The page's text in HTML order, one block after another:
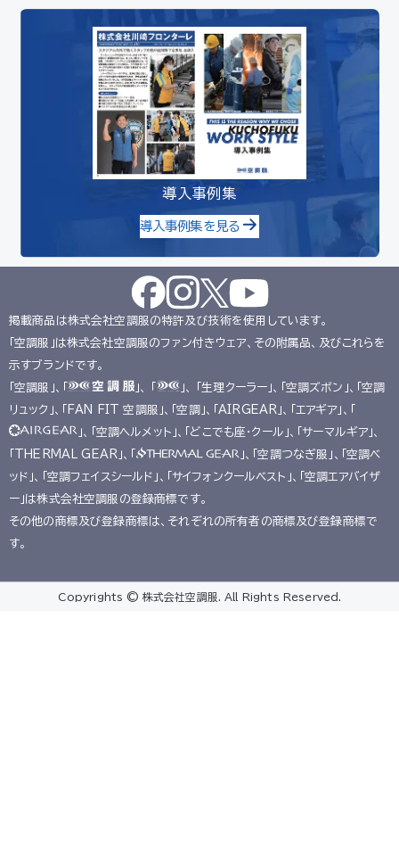
導入事例集
導入事例集を見る
掲載商品は株式会社空調服の特許及び技術を使用しています。
「空調服」は株式会社空調服のファン付きウェア、その附属品、及びこれらを
示すブランドです。
「空調服」、「
」、 「
」、 「生理クーラー」、「空調ズボン」、「空調
リュック」、「FAN FIT 空調服」、「空調」、「AIRGEAR」、「エアギア」、「
」、「空調ヘルメット」、「どこでも座･クール」、「サーマルギア」、
「THERMAL GEAR」、「
」、「空調つなぎ服」、「空調ベ
ッド」、「空調フェイスシールド」、「サイフォンクールベスト」、「空調エアバイザ
ー」は株式会社空調服の登録商標です。
その他の商標及び登録商標は、それぞれの所有者の商標及び登録商標で
す。
Copyrights © 株式会社空調服. All Rights Reserved.